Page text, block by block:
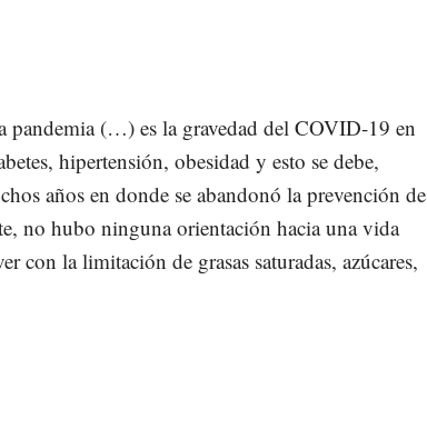
pandemia (…) es la gravedad del COVID-19 en
hipertensión, obesidad y esto se debe,
años en donde se abandonó la prevención de
no hubo ninguna orientación hacia una vida
con la limitación de grasas saturadas, azúcares,